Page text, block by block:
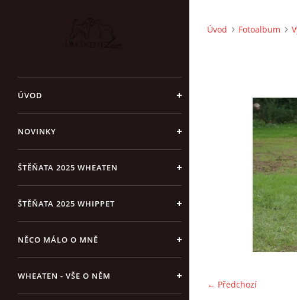
ÚVOD
NOVINKY
ŠTĚŇATA 2025 WHEATEN
ŠTĚŇATA 2025 WHIPPET
NĚCO MÁLO O MNĚ
WHEATEN - VŠE O NĚM
Úvod Fotoalbum
← Předchozí